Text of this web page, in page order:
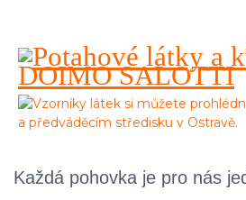
Každá pohovka je pro nás